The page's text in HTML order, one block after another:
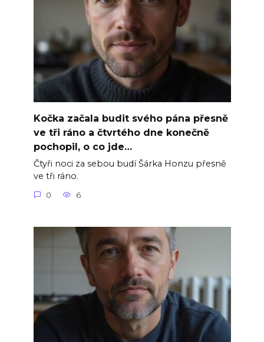
Kočka začala budit svého pána přesně
ve tři ráno a čtvrtého dne konečně
pochopil, o co jde…
Čtyři noci za sebou budí Šárka Honzu přesně
ve tři ráno.
0 6